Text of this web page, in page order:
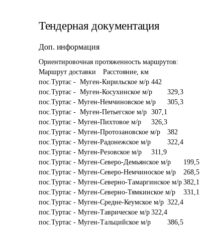
Тендерная документация
Доп. информация
Ориентировочная протяженность маршрутов:
Маршрут доставки	Расстояние, км
пос.Туртас -  Муген-Кирильское м/р	442
пос.Туртас -  Муген-Косухинское м/р	329,3
пос.Туртас - Муген-Немчиновское м/р	305,3
пос.Туртас -  Муген-Петьегское м/р	307,1
пос.Туртас - Муген-Пихтовое м/р	326,3
пос.Туртас - Муген-Протозановское м/р	382
пос.Туртас - Муген-Радонежское м/р	322,4
пос.Туртас - Муген-Резовское м/р	311,9
пос.Туртас - Муген-Северо-Демьянское м/р	199,5
пос.Туртас - Муген-Северо-Немчиноское м/р	268,5
пос.Туртас - Муген-Северно-Тамаргинское м/р	382,1
пос.Туртас - Муген-Северно-Тямкинское м/р	331,1
пос.Туртас - Муген-Средне-Кеумское м/р	322,4
пос.Туртас - Муген-Таврическое м/р	322,4
пос.Туртас - Муген-Тальцийское м/р	386,5